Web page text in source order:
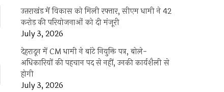
उत्तराखंड में विकास को मिली रफ्तार, सीएम धामी ने 42
करोड़ की परियोजनाओं को दी मंजूरी
July 3, 2026
देहरादून में CM धामी ने बांटे नियुक्ति पत्र, बोले-
अधिकारियों की पहचान पद से नहीं, उनकी कार्यशैली से
होगी
July 3, 2026